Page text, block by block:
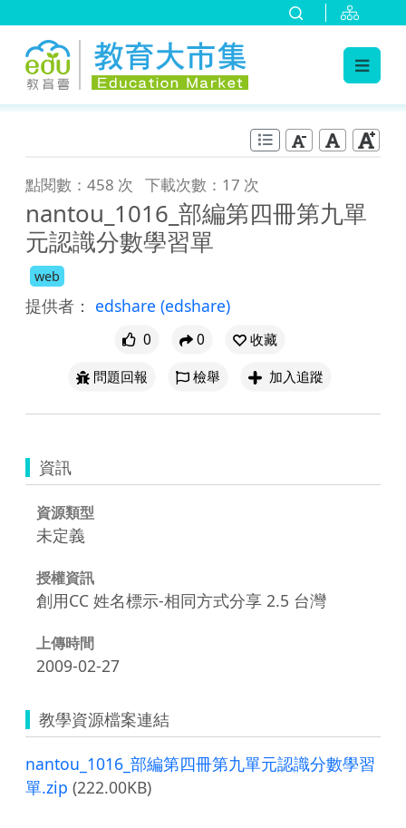
點閱數：458 次 下載次數：17 次
nantou_1016_部編第四冊第九單
元認識分數學習單
web
提供者： edshare (edshare)
0 0
收藏
問題回報
檢舉 加入追蹤
資訊
資源類型
未定義
授權資訊
創用CC 姓名標示-相同方式分享 2.5 台灣
上傳時間
2009-02-27
教學資源檔案連結
nantou_1016_部編第四冊第九單元認識分數學習
單.zip (222.00KB)